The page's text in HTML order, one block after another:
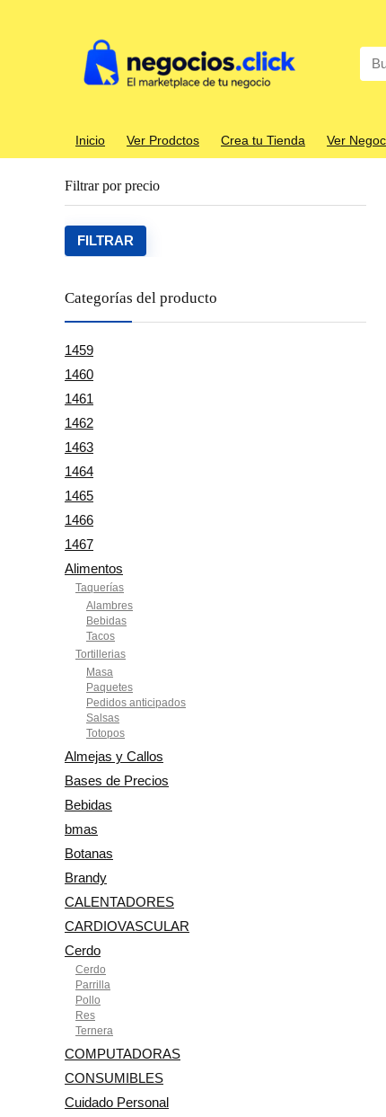
for:
Inicio Ver Prodctos Crea tu Tienda Ver
Filtrar por precio
FILTRAR
Categorías del producto
1459
1460
1461
1462
1463
1464
1465
1466
1467
Alimentos
Taquerías
Alambres
Bebidas
Tacos
Tortillerias
Masa
Paquetes
Pedidos anticipados
Salsas
Totopos
Almejas y Callos
Bases de Precios
Bebidas
bmas
Botanas
Brandy
CALENTADORES
CARDIOVASCULAR
Cerdo
Cerdo
Parrilla
Pollo
Res
Ternera
COMPUTADORAS
CONSUMIBLES
Cuidado Personal